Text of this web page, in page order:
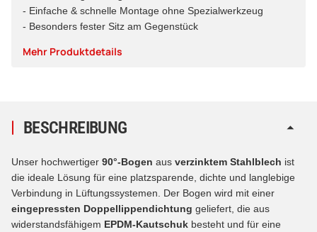
- Einfache & schnelle Montage ohne Spezialwerkzeug
- Besonders fester Sitz am Gegenstück
Mehr Produktdetails
BESCHREIBUNG
Unser hochwertiger 90°-Bogen aus verzinktem Stahlblech ist
die ideale Lösung für eine platzsparende, dichte und langlebige
Verbindung in Lüftungssystemen. Der Bogen wird mit einer
eingepressten Doppellippendichtung geliefert, die aus
widerstandsfähigem EPDM-Kautschuk besteht und für eine